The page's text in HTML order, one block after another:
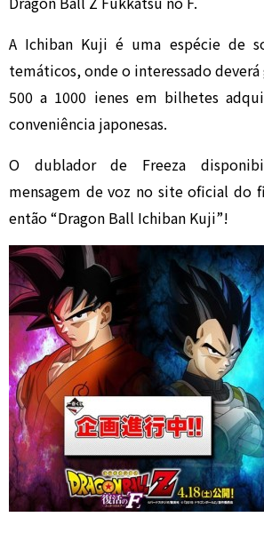
A Ichiban Kuji é uma espécie de
temáticos, ondeo interessado
500 a 1000 ienes em bilhetes
conveniência japonesas.
O dublador de Freeza
mensagem de voz no site oficial do
então “Dragon Ball Ichiban Kuji”!